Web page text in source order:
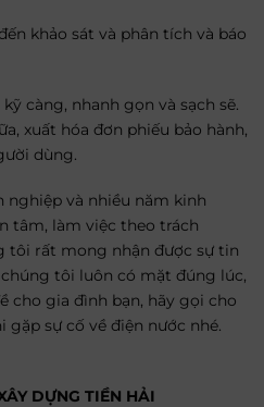
khảo sát và phân tích và báo
càng, nhanh gọn và sạch sẽ.
xuất hóa đơn phiếu bảo hành,
dùng.
và nhiều năm kinh
tâm, làm việc theo trách
tôi rất mong nhận được sự tin
tôi luôn có mặt đúng lúc,
cho gia đình bạn, hãy gọi cho
sự cố về điện nước nhé.
DỰNG TIỀN HẢI